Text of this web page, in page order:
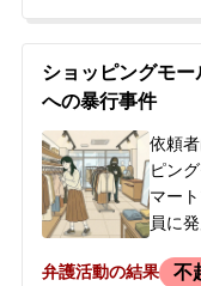
捕さ
住む
事務
ショッピングモ
への暴行事件
依頼
ピン
マー
員に
まい
弁護活動の結果 不